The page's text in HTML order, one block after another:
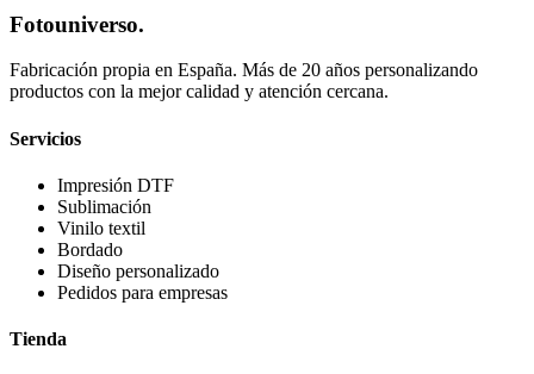
Fotouniverso.
Fabricación propia en España. Más de 20 años personalizando
productos con la mejor calidad y atención cercana.
Servicios
Impresión DTF
Sublimación
Vinilo textil
Bordado
Diseño personalizado
Pedidos para empresas
Tienda